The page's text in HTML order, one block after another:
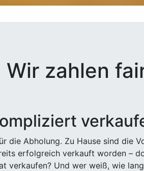
zahlen
die Abholung. Zu Hause sind die
erfolgreich verkauft worden –
verkaufen? Und wer weiß, wie